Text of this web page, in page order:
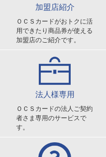
加盟店紹介
ＯＣＳカードがおトクに活
用できたり商品券が使える
加盟店のご紹介です。
法人様専用
ＯＣＳカードの法人ご契約
者さま専用のサービスで
す。